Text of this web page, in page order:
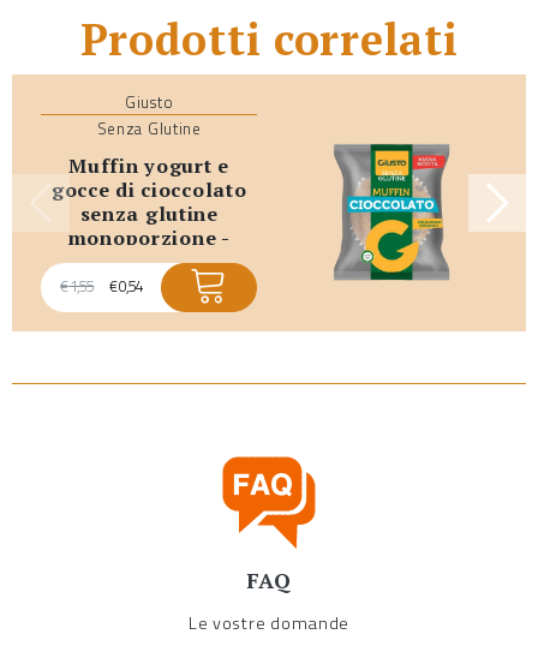
Prodotti correlati
Giusto
Senza Glutine
muffin yogurt e
gocce di cioccolato
senza glutine
monoporzione -
promo scadenza
breve
€1,55 €0,54
FAQ
Le vostre domande